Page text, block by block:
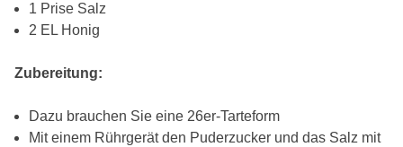
1 Prise Salz
2 EL Honig
Zubereitung:
Dazu brauchen Sie eine 26er-Tarteform
Mit einem Rührgerät den Puderzucker und das Salz mit